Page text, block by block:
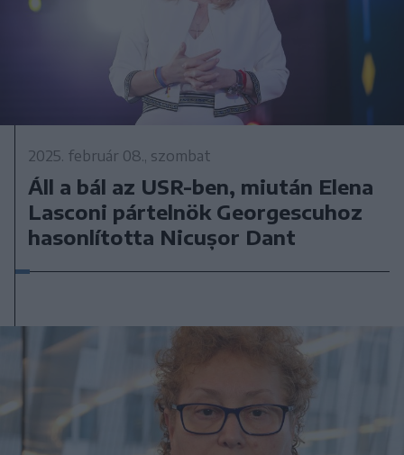
2025. február 08., szombat
Áll a bál az USR-ben, miután Elena
Lasconi pártelnök Georgescuhoz
hasonlította Nicușor Dant